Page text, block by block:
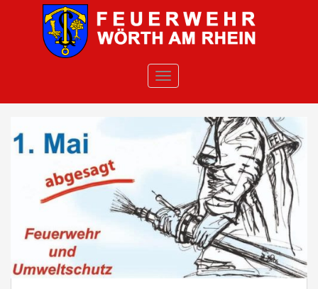
Skip to main content
TOGGLE NAVIGATION